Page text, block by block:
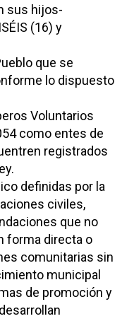
sus hijos-
(16) y
que se
lo dispuesto
Voluntarios
como entes de
registrados
definidas por la
civiles,
que no
forma directa o
comunitarias sin
municipal
de promoción y